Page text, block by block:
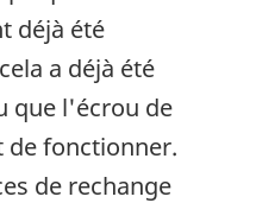
déjà été
a déjà été
que l'écrou de
de fonctionner.
de rechange